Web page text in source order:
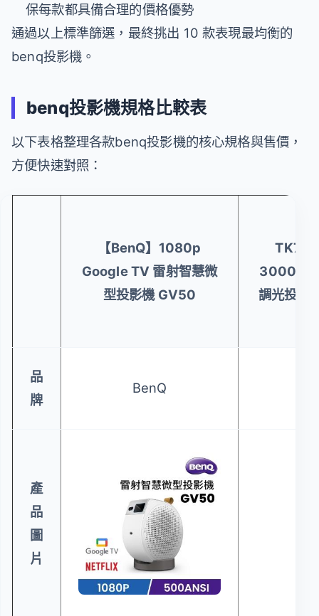
保每款都具備合理的價格優勢
通過以上標準篩選，最終挑出 10 款表現最均衡的
benq投影機。
benq投影機規格比較表
以下表格整理各款benq投影機的核心規格與售價，
方便快速對照：
【BenQ】1080p
Google TV 雷射智慧微
型投影機 GV50
3000流
調光投影
品
牌
BenQ
產
品
圖
片